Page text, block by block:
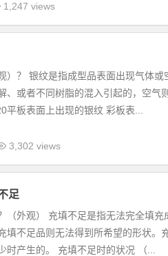
1,247 views
）？ 银纹是指成型品表面出现气体或
、或者不同树脂的混入引起的，空气
平板表面上出现的银纹 彩板表...
3,302 views
足
（外观） 充填不足是指无法完全填
填不足品则无法得到所希望的形状。
时产生的。 充填不足时的状况 （...